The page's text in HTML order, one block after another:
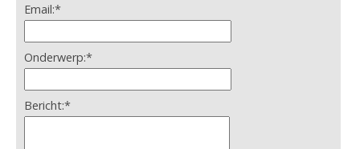
Email:*
Onderwerp:*
Bericht:*